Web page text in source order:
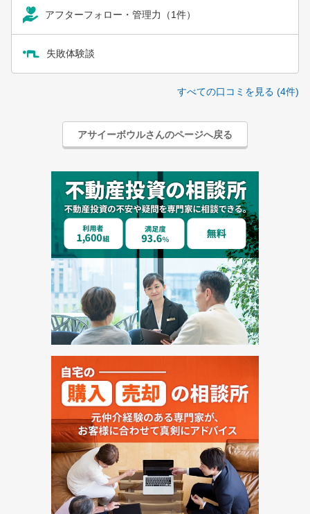
アフターフォロー・管理力（1件）
失敗体験談
すべての口コミを見る (4件)
アサイーボウルさんのページへ戻る